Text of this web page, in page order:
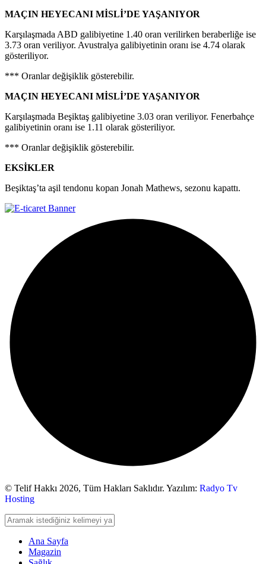
MAÇIN HEYECANI MİSLİ’DE YAŞANIYOR
Karşılaşmada ABD galibiyetine 1.40 oran verilirken beraberliğe ise
3.73 oran veriliyor. Avustralya galibiyetinin oranı ise 4.74 olarak
gösteriliyor.
*** Oranlar değişiklik gösterebilir.
MAÇIN HEYECANI MİSLİ’DE YAŞANIYOR
Karşılaşmada Beşiktaş galibiyetine 3.03 oran veriliyor. Fenerbahçe
galibiyetinin oranı ise 1.11 olarak gösteriliyor.
*** Oranlar değişiklik gösterebilir.
EKSİKLER
Beşiktaş’ta aşil tendonu kopan Jonah Mathews, sezonu kapattı.
© Telif Hakkı 2026, Tüm Hakları Saklıdır. Yazılım: Radyo Tv
Hosting
Ana Sayfa
Magazin